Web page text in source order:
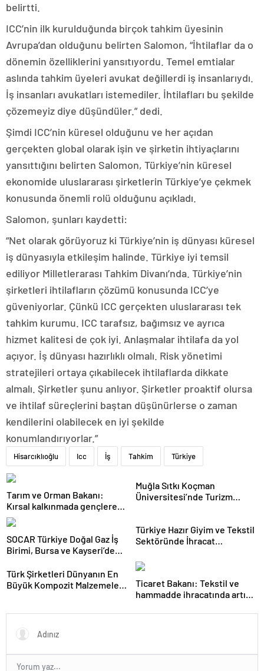
belirtti.
ICC’nin ilk kurulduğunda birçok tahkim üyesinin
Avrupa’dan olduğunu belirten Salomon, “İhtilaflar da o
dönemin özelliklerini yansıtıyordu. Temel emtialar
aslında tahkim üyeleri avukat değillerdi iş insanlarıydı.
İş insanları avukatları istemediler. İhtilafları bu şekilde
çözemeyiz diye düşündüler.” dedi.
Şimdi ICC’nin küresel olduğunu ve her açıdan
gerçekten global olarak işin ve şirketin ihtiyaçlarını
yansıttığını belirten Salomon, Türkiye’nin küresel
ekonomide uluslararası şirketlerin Türkiye’ye çekmek
konusunda önemli rolü olduğunu açıkladı.
Salomon, şunları kaydetti:
“Net olarak görüyoruz ki Türkiye’nin iş dünyası küresel
iş dünyasıyla etkileşim halinde. Türkiye iyi temsil
ediliyor Milletlerarası Tahkim Divanı’nda. Türkiye’nin
şirketleri ihtilafların çözümü konusunda ICC’ye
güveniyorlar. Çünkü ICC gerçekten uluslararası tek
tahkim kurumu. ICC tarafsız, bağımsız ve ayrıca
hizmet kalitesi de çok iyi. Anlaşmalar ihtilafa da yol
açıyor. İş dünyası hazırlıklı olmalı. Risk yönetimi
stratejileri ortaya çıkabilecek ihtilaflarda dikkate
almalı. Şirketler şunu anlıyor. Şirketler proaktif olursa
ve ihtilaf süreçlerini baştan düşünürlerse o zaman
kendilerini olabilecek en iyi şekilde
konumlandırıyorlar.”
Hisarcıklıoğlu Icc İş Tahkim Türkiye
Tarım ve Orman Bakanı:
Kırsal kalkınmada gençlere
ve kadınlara pozitif ayrımcılık
yapıyoruz
Muğla Sıtkı Koçman
Üniversitesi’nde Turizm
SOCAR Türkiye Doğal Gaz İş
Birimi, Bursa ve Kayseri’de
Türkiye Hazır Giyim ve Tekstil
Sektöründe İhracat
Türk Şirketleri Dünyanın En
Büyük Kompozit Malzemeler
Ticaret Bakanı: Tekstil ve
hammadde ihracatında artış